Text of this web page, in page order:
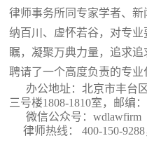
律师事务所同专家学者、
纳百川、虚怀若谷，对专
瞩，凝聚万典力量，追求
聘请了一个高度负责的专业
办公地址：北京市丰台
三号楼1808-1810室 ，邮编
微信公众号：wdlawfirm
律师热线： 400-150-9288